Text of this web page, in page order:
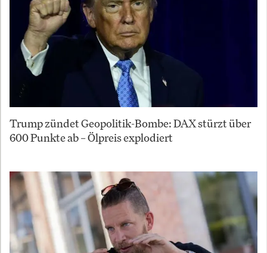
Trump zündet Geopolitik-Bombe: DAX stürzt über
600 Punkte ab – Ölpreis explodiert